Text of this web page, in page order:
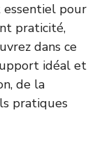
pour
praticité,
dans ce
idéal et
de la
pratiques